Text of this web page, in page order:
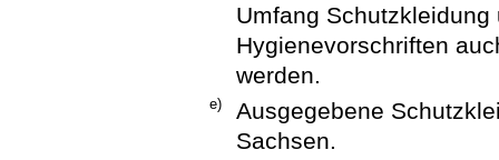
Umfang
Hygienevorschriften
werden.
e)
Ausgegebene
Sachsen.